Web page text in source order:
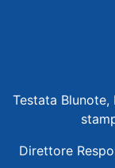
Testata Blunote,
Direttore